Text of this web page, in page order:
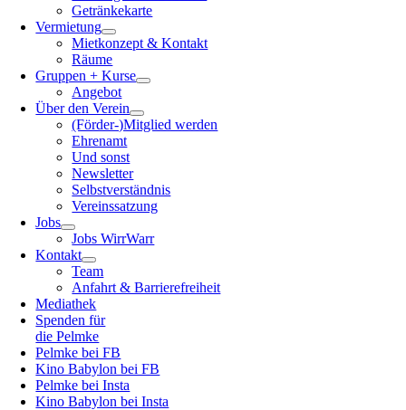
Getränkekarte
Vermietung
Mietkonzept & Kontakt
Räume
Gruppen + Kurse
Angebot
Über den Verein
(Förder-)Mitglied werden
Ehrenamt
Und sonst
Newsletter
Selbstverständnis
Vereinssatzung
Jobs
Jobs WirrWarr
Kontakt
Team
Anfahrt & Barrierefreiheit
Mediathek
Spenden für
die Pelmke
Pelmke bei FB
Kino Babylon bei FB
Pelmke bei Insta
Kino Babylon bei Insta